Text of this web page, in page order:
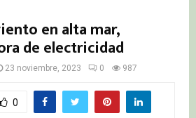
en alta mar,
de electricidad
23 noviembre, 2023 0 987
0